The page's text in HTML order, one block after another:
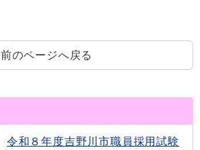
前のページへ戻る
令和８年度吉野川市職員採用試験